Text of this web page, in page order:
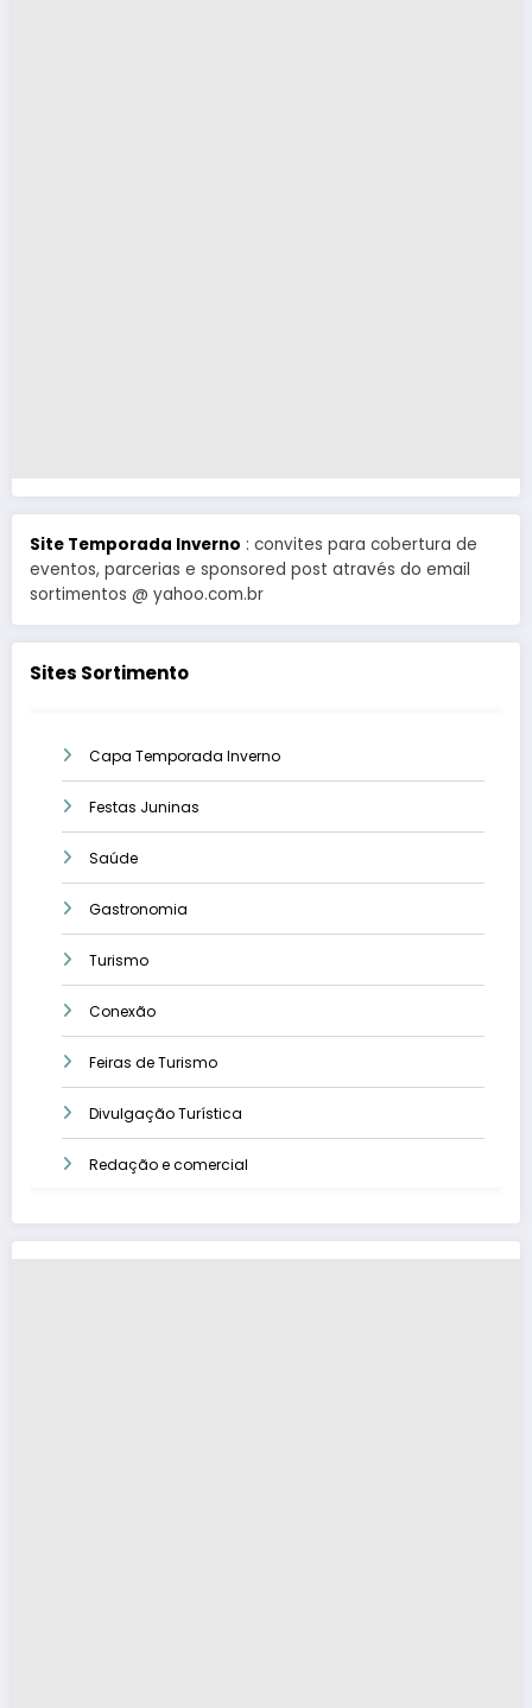
Site Temporada Inverno : convites para cobertura de
eventos, parcerias e sponsored post através do email
sortimentos @ yahoo.com.br
Sites Sortimento
Capa Temporada Inverno
Festas Juninas
Saúde
Gastronomia
Turismo
Conexão
Feiras de Turismo
Divulgação Turística
Redação e comercial